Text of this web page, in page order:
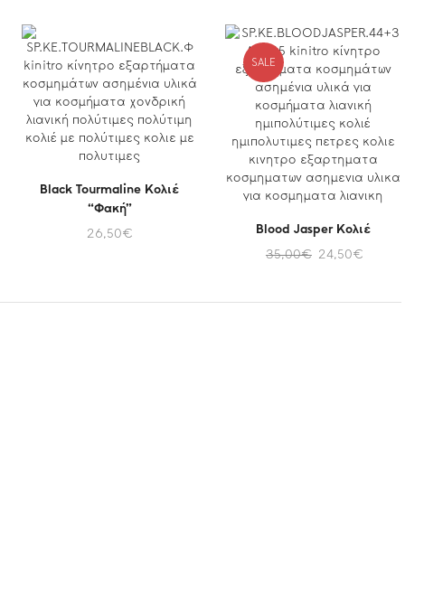
Black Tourmaline Κολιέ
“Φακή”
26,50€
SALE
Blood Jasper Κολιέ
35,00€ 24,50€